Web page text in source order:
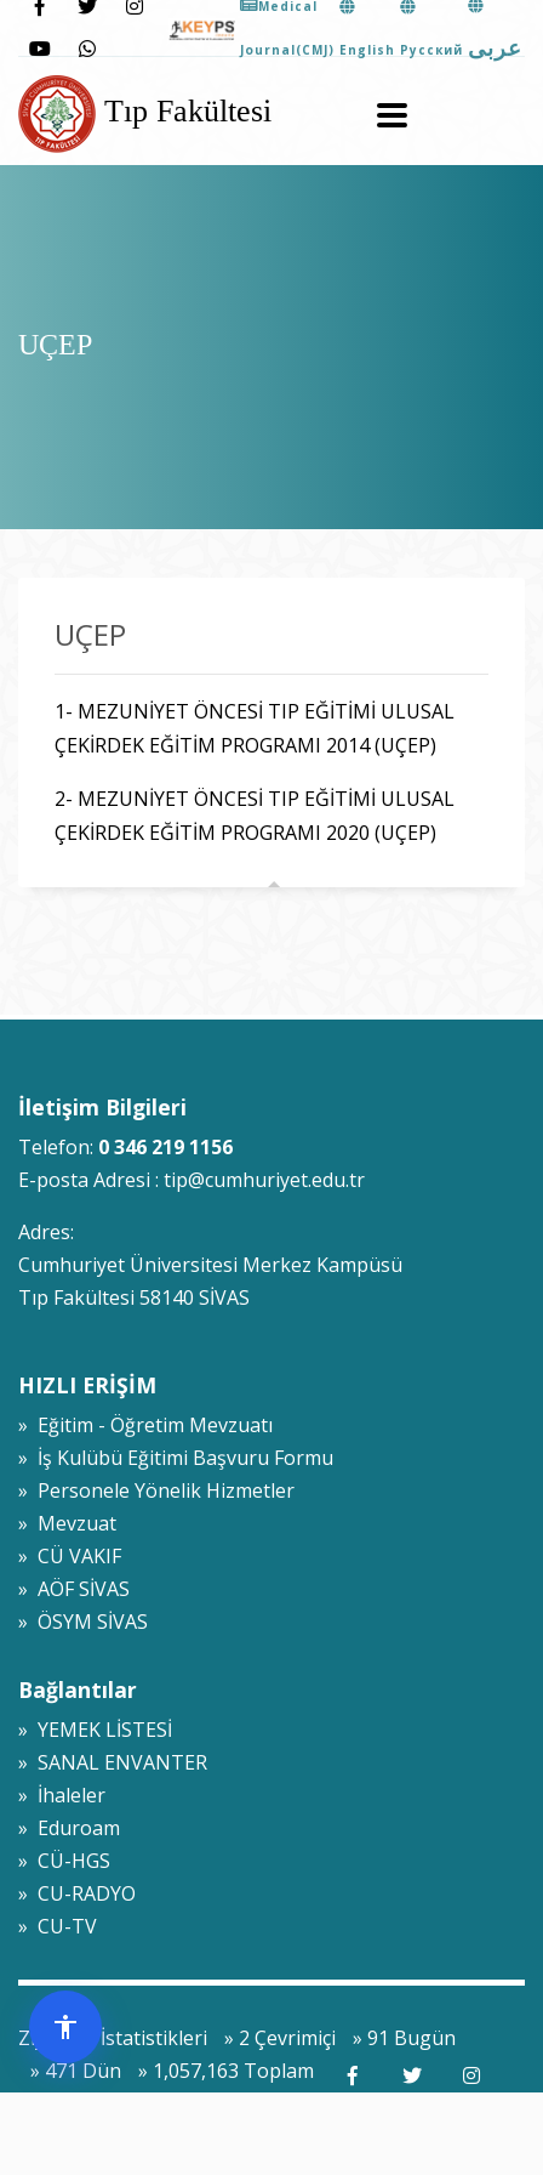
Medical
Journal(CMJ) English Pусский عربى
Tıp Fakültesi
UÇEP
UÇEP
1- MEZUNİYET ÖNCESİ TIP EĞİTİMİ ULUSAL
ÇEKİRDEK EĞİTİM PROGRAMI 2014 (UÇEP)
2- MEZUNİYET ÖNCESİ TIP EĞİTİMİ ULUSAL
ÇEKİRDEK EĞİTİM PROGRAMI 2020 (UÇEP)
İletişim Bilgileri
Telefon: 0 346 219 1156
E-posta Adresi : tip@cumhuriyet.edu.tr
Adres:
Cumhuriyet Üniversitesi Merkez Kampüsü
Tıp Fakültesi 58140 SİVAS
HIZLI ERİŞİM
» Eğitim - Öğretim Mevzuatı
» İş Kulübü Eğitimi Başvuru Formu
» Personele Yönelik Hizmetler
» Mevzuat
» CÜ VAKIF
» AÖF SİVAS
» ÖSYM SİVAS
Bağlantılar
» YEMEK LİSTESİ
» SANAL ENVANTER
» İhaleler
» Eduroam
» CÜ-HGS
» CU-RADYO
» CU-TV
Ziyaretçi İstatistikleri » 2 Çevrimiçi
» 91 Bugün
» 471 Dün
» 1,057,163 Toplam